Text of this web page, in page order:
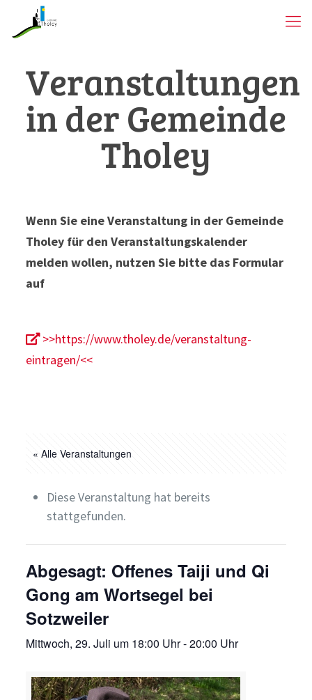
Veranstaltungen
in der Gemeinde
Tholey
Wenn Sie eine Veranstaltung in der Gemeinde
Tholey für den Veranstaltungskalender
melden wollen, nutzen Sie bitte das Formular
auf
>>https://www.tholey.de/veranstaltung-
eintragen/<<
« Alle Veranstaltungen
Diese Veranstaltung hat bereits
stattgefunden.
Abgesagt: Offenes Taiji und Qi
Gong am Wortsegel bei
Sotzweiler
Mittwoch, 29. Juli um 18:00 Uhr-20:00 Uhr